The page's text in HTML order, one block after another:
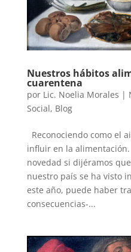
Nuestros hábitos
cuarentena
por Lic. Noelia Morales |
Social, Blog
Reconociendo como el
influir en la
novedad si dijéramos
nuestro país se ha visto
este año, puede haber
consecuencias-...